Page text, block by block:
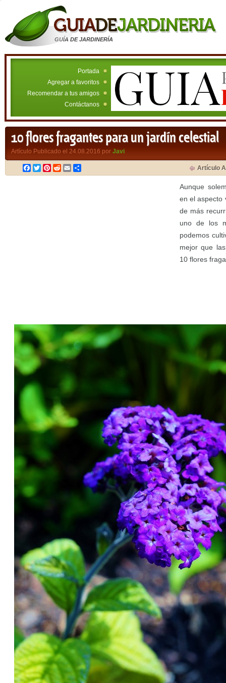
GUÍA DE JARDINERÍA
Portada
Agregar a favoritos
Recomendar a tus amigos
Contáctanos
10 flores fragantes para un jardín celestial
Artículo Publicado el 24.08.2016 por Javi
Facebook
TwitterPinterest
RedditEmail Artículo
Aunque
en el aspecto
de más
uno de los
podemos
mejor que
10 flores